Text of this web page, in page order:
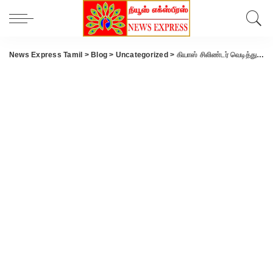
News Express Tamil > Blog > Uncategorized > கியாஸ் சிலிண்டர் வெடித்து 5 வடமாநில தொழிலாளர்கள் கவலைக்கிடம்..